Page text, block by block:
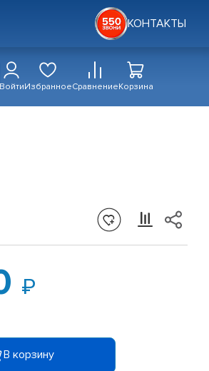
КОНТАКТЫ
ИзбранноеСравнениеКорзина
В корзину